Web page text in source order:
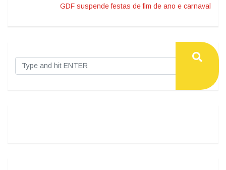
GDF suspende festas de fim de ano e carnaval